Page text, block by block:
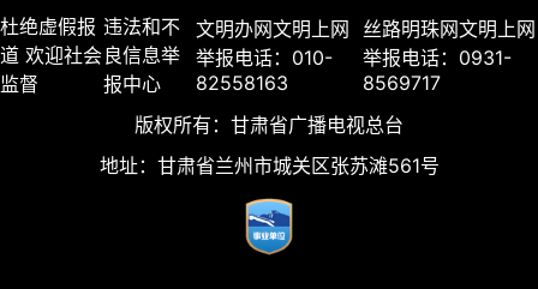
杜绝虚假报
道 欢迎社会
监督
违法和不
良信息举
报中心
文明办网文明上网
举报电话：010-
82558163
丝路明珠网文明上网
举报电话：0931-
8569717
版权所有：甘肃省广播电视总台
地址：甘肃省兰州市城关区张苏滩561号